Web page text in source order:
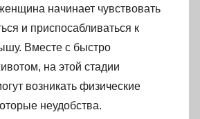
начинает чувствовать
и приспосабливаться к
Вместе с быстро
на этой стадии
возникать физические
неудобства.